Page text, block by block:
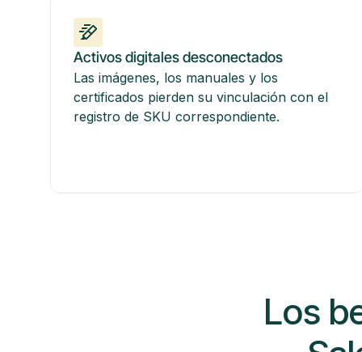
Activos digitales desconectados
Las imágenes, los manuales y los
certificados pierden su vinculación con el
registro de SKU correspondiente.
Los